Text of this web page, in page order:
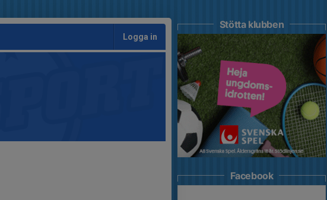
Logga in
Stötta klubben
Facebook